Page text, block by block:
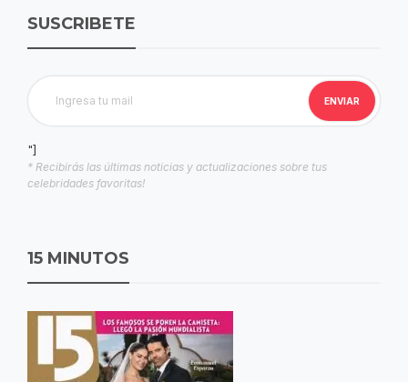
SUSCRIBETE
"]
* Recibirás las últimas noticias y actualizaciones sobre tus
celebridades favoritas!
15 MINUTOS